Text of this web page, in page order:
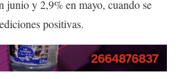
junio y 2,9% en mayo, cuando se
positivas.